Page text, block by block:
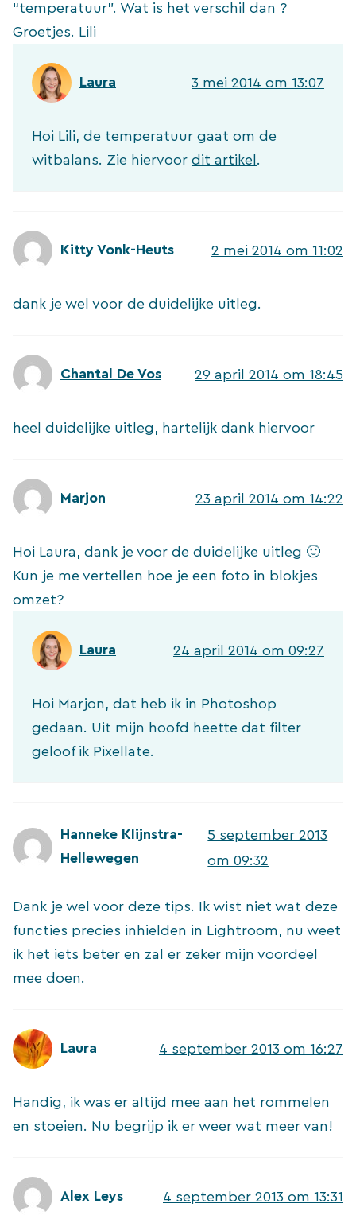
“temperatuur”. Wat is het verschil dan ?
Groetjes. Lili
Laura 3 mei 2014 om 13:07
Hoi Lili, de temperatuur gaat om de
witbalans. Zie hiervoor dit artikel .
Kitty Vonk-Heuts 2 mei 2014 om 11:02
dank je wel voor de duidelijke uitleg.
Chantal De Vos 29 april 2014 om 18:45
heel duidelijke uitleg, hartelijk dank hiervoor
Marjon 23 april 2014 om 14:22
Hoi Laura, dank je voor de duidelijke uitleg 🙂
Kun je me vertellen hoe je een foto in blokjes
omzet?
Laura 24 april 2014 om 09:27
Hoi Marjon, dat heb ik in Photoshop
gedaan. Uit mijn hoofd heette dat filter
geloof ik Pixellate.
Hanneke Klijnstra-
Hellewegen
5 september 2013
om 09:32
Dank je wel voor deze tips. Ik wist niet wat deze
functies precies inhielden in Lightroom, nu weet
ik het iets beter en zal er zeker mijn voordeel
mee doen.
Laura 4 september 2013 om 16:27
Handig, ik was er altijd mee aan het rommelen
en stoeien. Nu begrijp ik er weer wat meer van!
Alex Leys 4 september 2013 om 13:31